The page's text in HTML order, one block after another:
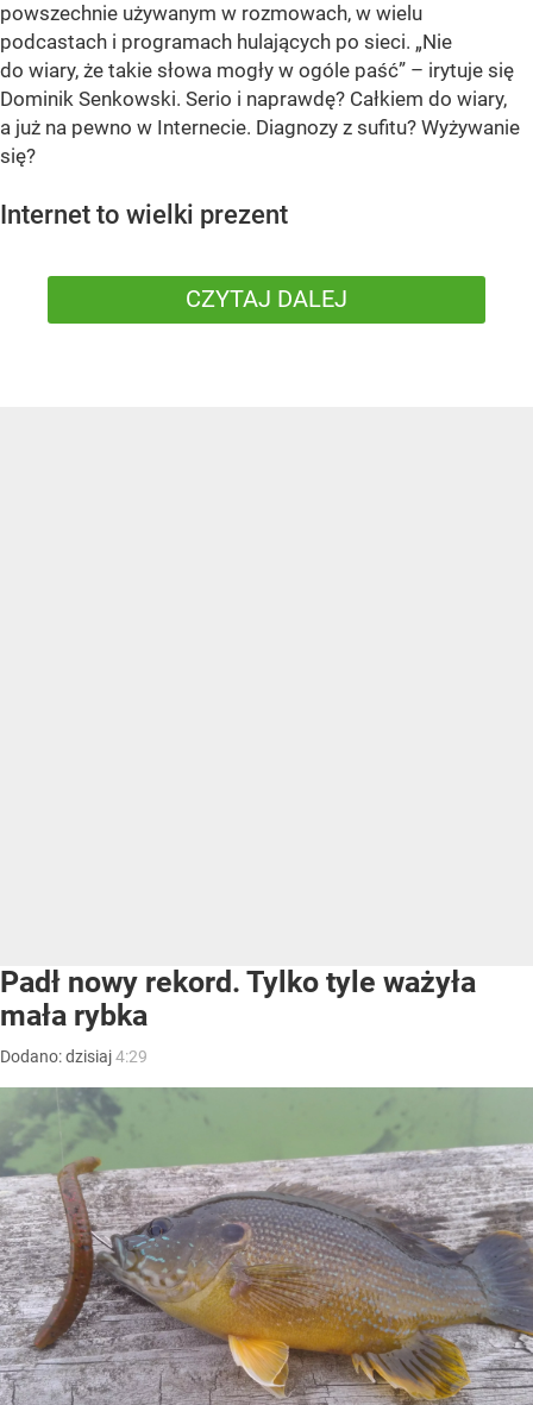
powszechnie używanym w rozmowach, w wielu
podcastach i programach hulających po sieci. „Nie
do wiary, że takie słowa mogły w ogóle paść” – irytuje się
Dominik Senkowski. Serio i naprawdę? Całkiem do wiary,
a już na pewno w Internecie. Diagnozy z sufitu? Wyżywanie
się?
Internet to wielki prezent
CZYTAJ DALEJ
Padł nowy rekord. Tylko tyle ważyła
mała rybka
Dodano:dzisiaj4:29